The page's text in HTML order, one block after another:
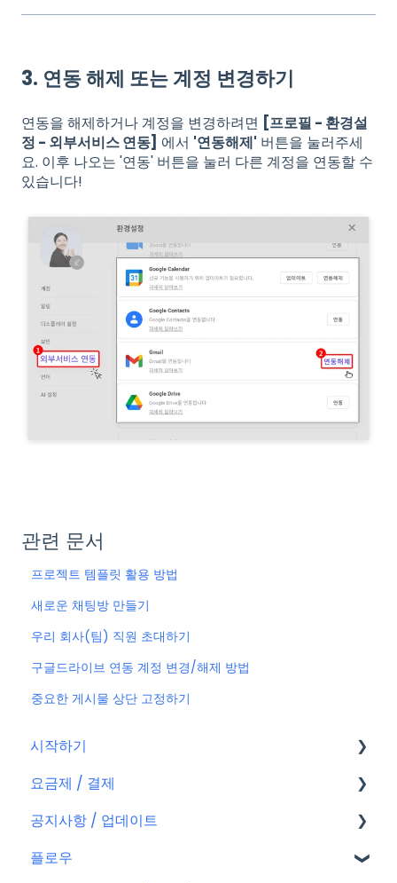
3. 연동 해제 또는 계정 변경하기
연동을 해제하거나 계정을 변경하려면 [프로필 - 환경설
정 - 외부서비스 연동] 에서 '연동해제' 버튼을 눌러주세
요. 이후 나오는 '연동' 버튼을 눌러 다른 계정을 연동할 수
있습니다!
관련 문서
프로젝트 템플릿 활용 방법
새로운 채팅방 만들기
우리 회사(팀) 직원 초대하기
구글드라이브 연동 계정 변경/해제 방법
중요한 게시물 상단 고정하기
시작하기
회원가입
플로우 계정
요금제 / 결제
요금제
결제
공지사항 / 업데이트
공지사항
플로우